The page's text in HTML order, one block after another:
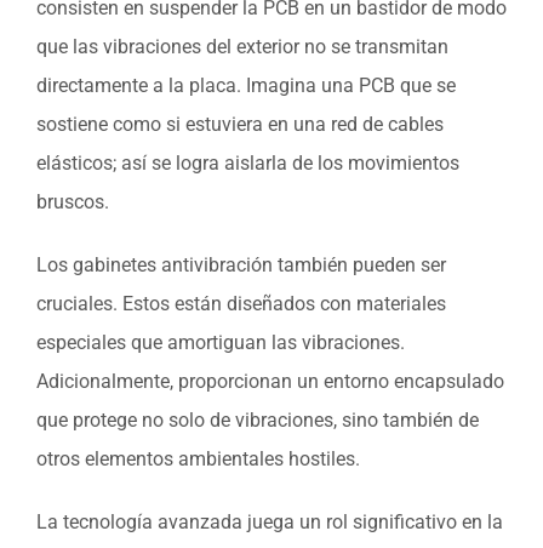
consisten en suspender la PCB en un bastidor de modo
que las vibraciones del exterior no se transmitan
directamente a la placa. Imagina una PCB que se
sostiene como si estuviera en una red de cables
elásticos; así se logra aislarla de los movimientos
bruscos.
Los gabinetes antivibración también pueden ser
cruciales. Estos están diseñados con materiales
especiales que amortiguan las vibraciones.
Adicionalmente, proporcionan un entorno encapsulado
que protege no solo de vibraciones, sino también de
otros elementos ambientales hostiles.
La tecnología avanzada juega un rol significativo en la